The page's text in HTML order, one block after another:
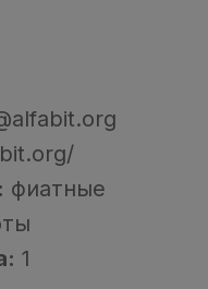
фиатные
1